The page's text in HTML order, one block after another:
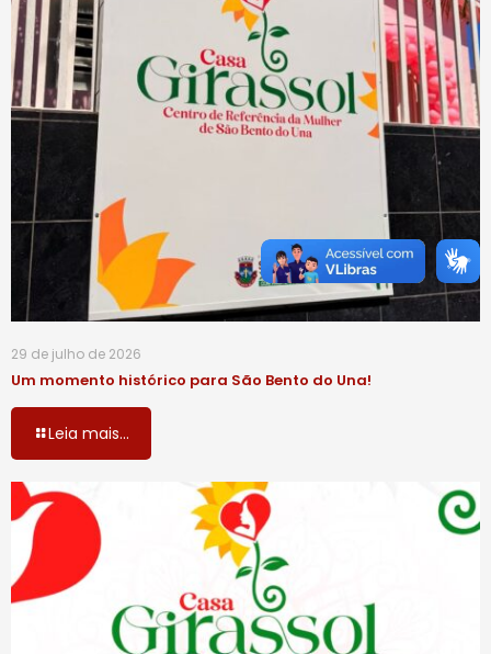
29 de julho de 2026
Um momento histórico para São Bento do Una!
Leia mais...